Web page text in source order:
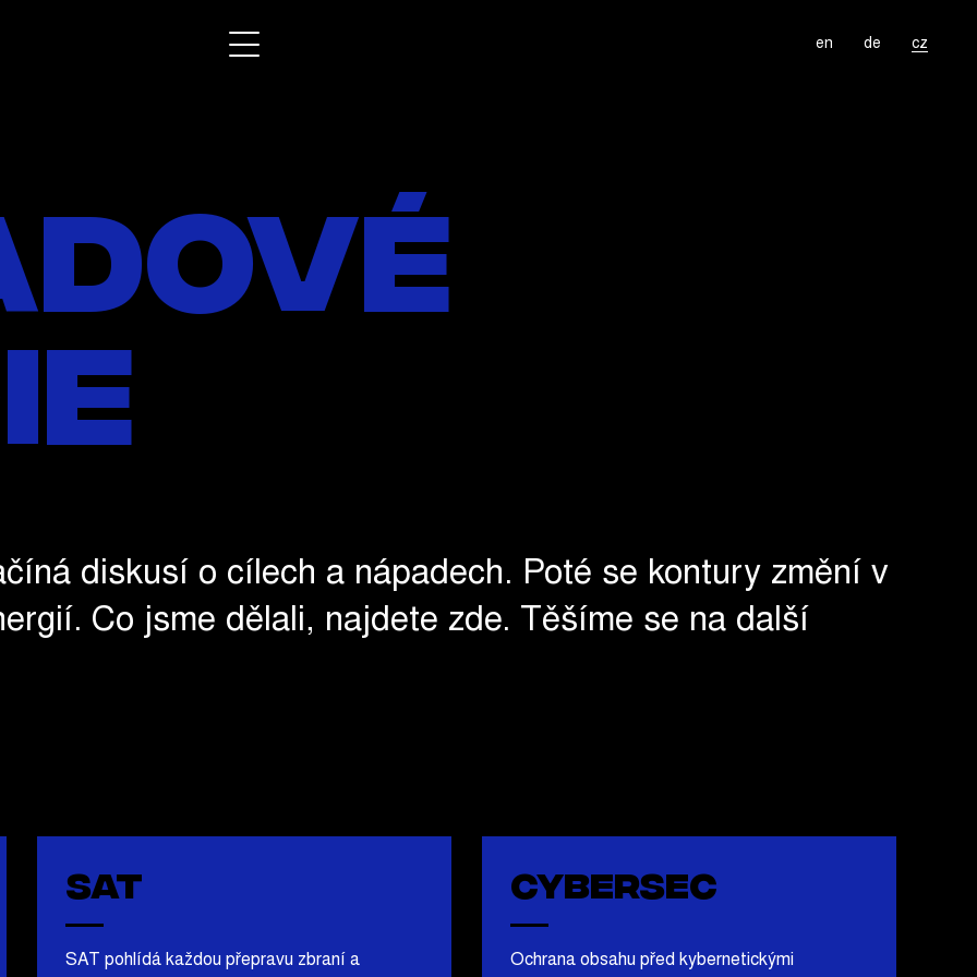
en de cz
diskusí o cílech a nápadech. Poté se kontury změní v
Co jsme dělali, najdete zde. Těšíme se na další
SAT
SAT pohlídá každou přepravu zbraní a
Cybersec
Ochrana obsahu před kybernetickými